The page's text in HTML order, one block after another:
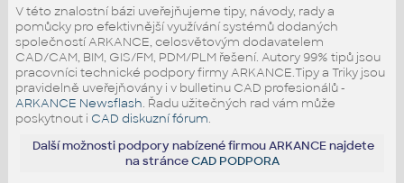
V této znalostní bázi uveřejňujeme tipy, návody, rady a
pomůcky pro efektivnější využívání systémů dodaných
společností ARKANCE, celosvětovým dodavatelem
CAD/CAM, BIM, GIS/FM, PDM/PLM řešení. Autory 99% tipů jsou
pracovníci technické podpory firmy ARKANCE.Tipy a Triky jsou
pravidelně uveřejňovány i v bulletinu CAD profesionálů -
ARKANCE Newsflash. Řadu užitečných rad vám může
poskytnout i CAD diskuzní fórum.
Další možnosti podpory nabízené firmou ARKANCE najdete
na stránceCAD PODPORA